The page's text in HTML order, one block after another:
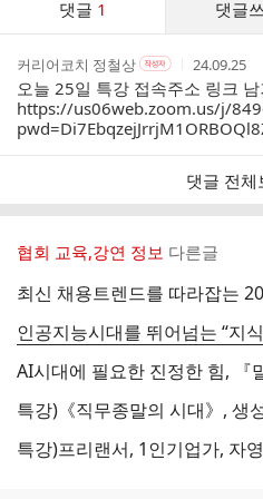
댓글 1 댓글
작
성
자
커리어코치 정철상작
성
자
본
인
여
작
성
자
작
성
시
간
24.09.25
오늘 25일 특강 접속주소 링크
https://us06web.zoom.us/j/
댓글 전체
협회 교육,강연 정보 다른글
인공지능시대를 뛰어넘는 “지